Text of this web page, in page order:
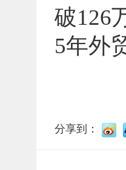
破126
5年外
分享到：